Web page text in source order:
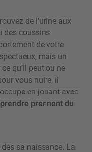
de l’urine aux
des coussins
de votre
mais un
qu’il peut ou ne
vous nuire, il
en jouant avec
prennent du
sa naissance. La